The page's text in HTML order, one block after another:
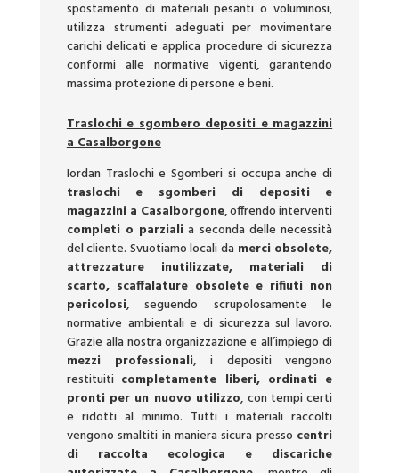
spostamento di materiali pesanti o voluminosi,
utilizza strumenti adeguati per movimentare
carichi delicati e applica procedure di sicurezza
conformi alle normative vigenti, garantendo
massima protezione di persone e beni.
Traslochi e sgombero depositi e magazzini
a Casalborgone
Iordan Traslochi e Sgomberi si occupa anche di
traslochi e sgomberi di depositi e
magazzini a Casalborgone, offrendo interventi
completi o parziali a seconda delle necessità
del cliente. Svuotiamo locali da merci obsolete,
attrezzature inutilizzate, materiali di
scarto, scaffalature obsolete e rifiuti non
pericolosi, seguendo scrupolosamente le
normative ambientali e di sicurezza sul lavoro.
Grazie alla nostra organizzazione e all’impiego di
mezzi professionali, i depositi vengono
restituiti completamente liberi, ordinati e
pronti per un nuovo utilizzo, con tempi certi
e ridotti al minimo. Tutti i materiali raccolti
vengono smaltiti in maniera sicura presso centri
di raccolta ecologica e discariche